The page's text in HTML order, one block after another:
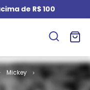
de R$ 100
Mickey